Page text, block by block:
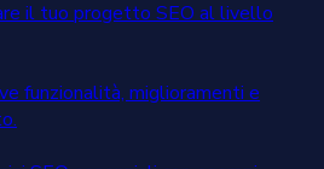
il tuo progetto SEO al livello
funzionalità, miglioramenti e